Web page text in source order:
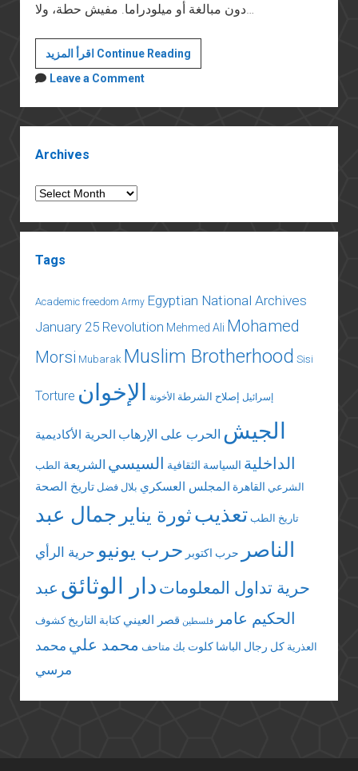
دون مبالغة أو ميلودراما. مفيش حطة، ولا…
اقرأ المزيد Continue Readingكلاكيت
فلسطين
Leave a Comment
Archives
Archives
Tags
Academic freedom Army Egyptian National Archives
January 25 Revolution Mehmed Ali Mohamed
Morsi Mubarak Muslim Brotherhood Sisi
Torture إسرائيل إصلاح الشرطة الأخونة الإخوان
الجيش الحرب على الإرهاب الحرية الأكاديمية
الداخلية السياسة الثقافية السيسي الشريعة الطب
الشرعي القاهرة المجلس العسكري بلال فضل تاريخ الصحة
تاريخ الطب تعذيبثورة يناير جمال عبد
الناصر
حرب اكتوبر حرب يونيو حرية الرأي
حرية تداول المعلومات دار الوثائق عبد
الحكيم عامر
فلسطين قصر العيني كتابة التاريخ كشوف
العذرية كل رجال الباشا كلوت بك متاحف محمد علي محمد
مرسي